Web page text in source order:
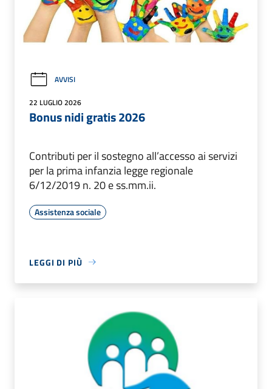
AVVISI
22 LUGLIO 2026
Bonus nidi gratis 2026
Contributi per il sostegno all’accesso ai servizi
per la prima infanzia legge regionale
6/12/2019 n. 20 e ss.mm.ii.
Assistenza sociale
LEGGI DI PIÙ